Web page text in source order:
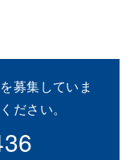
募集していま
ださい。